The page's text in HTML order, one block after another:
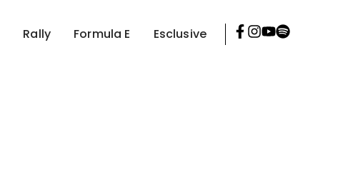
Rally Formula E Esclusive